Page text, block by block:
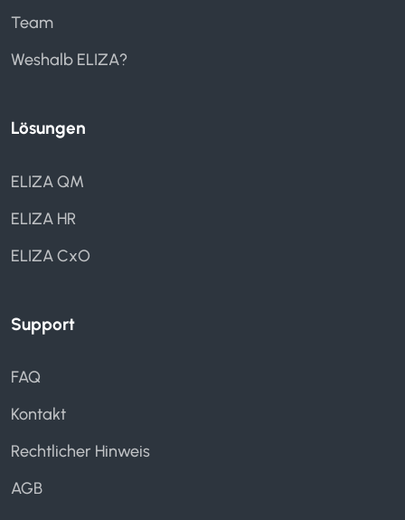
Team
Weshalb ELIZA?
Lösungen
ELIZA QM
ELIZA HR
ELIZA CxO
Support
FAQ
Kontakt
Rechtlicher Hinweis
AGB